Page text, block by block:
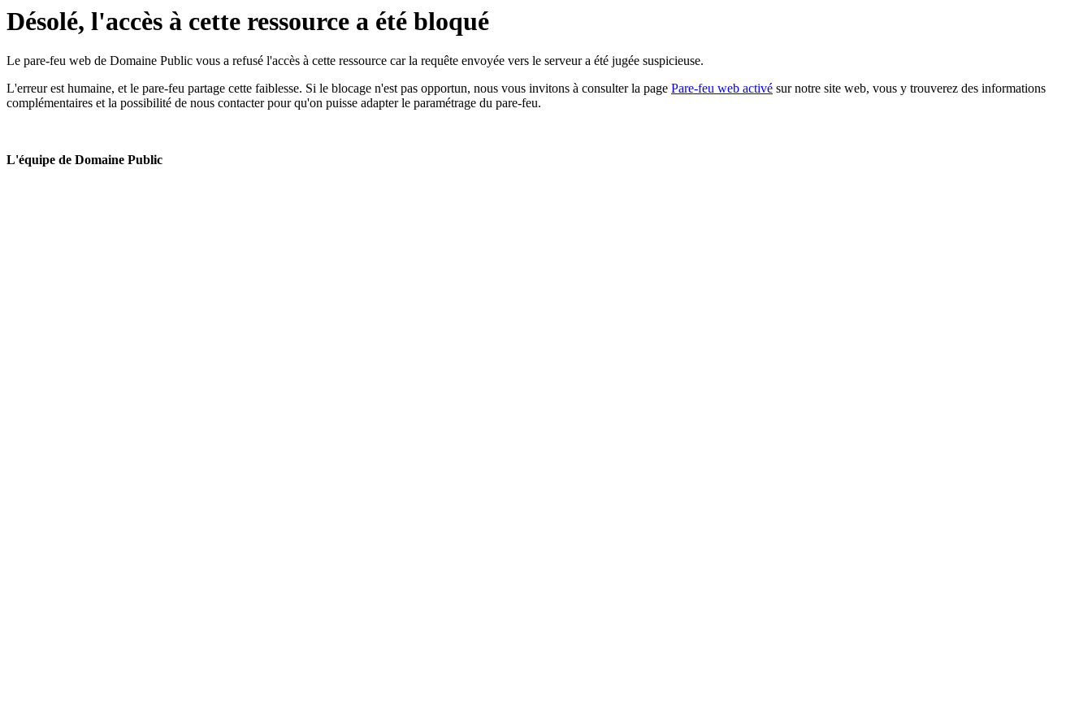
Désolé, l'accès à cette ressource a été bloqué
Le pare-feu web de Domaine Public vous a refusé l'accès à cette ressource car la requête envoyée vers le serveur a été jugée suspicieuse.
L'erreur est humaine, et le pare-feu partage cette faiblesse. Si le blocage n'est pas opportun, nous vous invitons à consulter la page Pare-feu web activé sur notre site web, vous y trouverez des informations
complémentaires et la possibilité de nous contacter pour qu'on puisse adapter le paramétrage du pare-feu.
L'équipe de Domaine Public